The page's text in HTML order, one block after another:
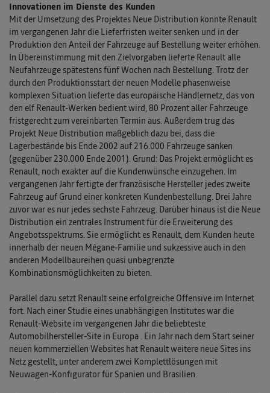
Innovationen im Dienste des Kunden
Mit der Umsetzung des Projektes Neue Distribution konnte Renault
im vergangenen Jahr die Lieferfristen weiter senken und in der
Produktion den Anteil der Fahrzeuge auf Bestellung weiter erhöhen.
In Übereinstimmung mit den Zielvorgaben lieferte Renault alle
Neufahrzeuge spätestens fünf Wochen nach Bestellung. Trotz der
durch den Produktionsstart der neuen Modelle phasenweise
komplexen Situation lieferte das europäische Händlernetz, das von
den elf Renault-Werken bedient wird, 80 Prozent aller Fahrzeuge
fristgerecht zum vereinbarten Termin aus. Außerdem trug das
Projekt Neue Distribution maßgeblich dazu bei, dass die
Lagerbestände bis Ende 2002 auf 216.000 Fahrzeuge sanken
(gegenüber 230.000 Ende 2001). Grund: Das Projekt ermöglicht es
Renault, noch exakter auf die Kundenwünsche einzugehen. Im
vergangenen Jahr fertigte der französische Hersteller jedes zweite
Fahrzeug auf Grund einer konkreten Kundenbestellung. Drei Jahre
zuvor war es nur jedes sechste Fahrzeug. Darüber hinaus ist die Neue
Distribution ein zentrales Instrument für die Erweiterung des
Angebotsspektrums. Sie ermöglicht es Renault, dem Kunden heute
innerhalb der neuen Mégane-Familie und sukzessive auch in den
anderen Modellbaureihen quasi unbegrenzte
Kombinationsmöglichkeiten zu bieten.
Parallel dazu setzt Renault seine erfolgreiche Offensive im Internet
fort. Nach einer Studie eines unabhängigen Institutes war die
Renault-Website im vergangenen Jahr die beliebteste
Automobilhersteller-Site in Europa . Ein Jahr nach dem Start seiner
neuen kommerziellen Websites hat Renault weitere neue Sites ins
Netz gestellt, unter anderem zwei Komplettlösungen mit
Neuwagen-Konfigurator für Spanien und Brasilien.